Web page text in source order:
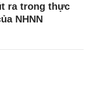
ra trong thực
NHNN